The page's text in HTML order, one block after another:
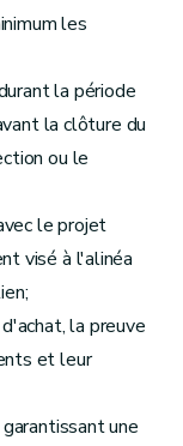
les
la période
la clôture du
ou le
le projet
visé à l'alinéa
la preuve
et leur
une